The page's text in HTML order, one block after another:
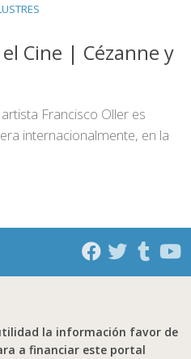
Cine | Cézanne y
Francisco Oller es
internacionalmente, en la
la información favor de
a financiar este portal